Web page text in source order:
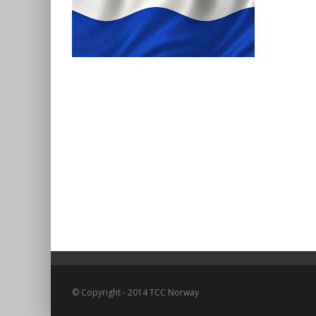
© Copyright - 2014 TCC Norway